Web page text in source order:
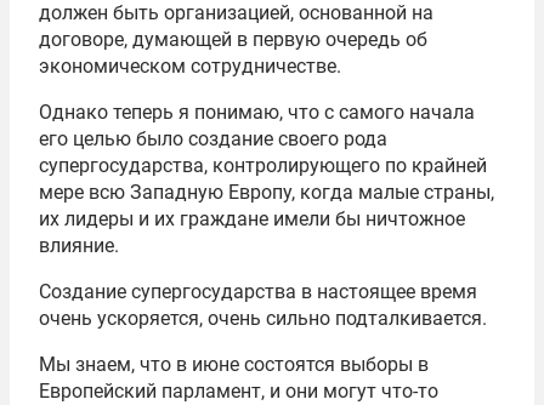
должен быть организацией, основанной на
договоре, думающей в первую очередь об
экономическом сотрудничестве.
Однако теперь я понимаю, что с самого начала
его целью было создание своего рода
супергосударства, контролирующего по крайней
мере всю Западную Европу, когда малые страны,
их лидеры и их граждане имели бы ничтожное
влияние.
Создание супергосударства в настоящее время
очень ускоряется, очень сильно подталкивается.
Мы знаем, что в июне состоятся выборы в
Европейский парламент, и они могут что-то